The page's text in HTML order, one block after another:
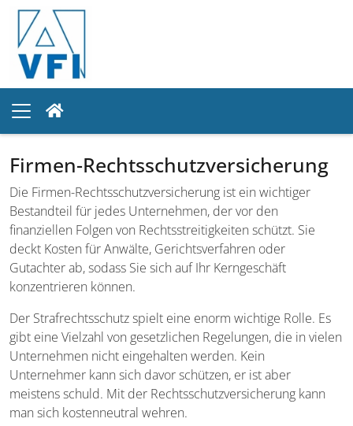
Firmen-Rechtsschutzversicherung
Die Firmen-Rechtsschutzversicherung ist ein wichtiger
Bestandteil für jedes Unternehmen, der vor den
finanziellen Folgen von Rechtsstreitigkeiten schützt. Sie
deckt Kosten für Anwälte, Gerichtsverfahren oder
Gutachter ab, sodass Sie sich auf Ihr Kerngeschäft
konzentrieren können.
Der Strafrechtsschutz spielt eine enorm wichtige Rolle. Es
gibt eine Vielzahl von gesetzlichen Regelungen, die in vielen
Unternehmen nicht eingehalten werden. Kein
Unternehmer kann sich davor schützen, er ist aber
meistens schuld. Mit der Rechtsschutzversicherung kann
man sich kostenneutral wehren.